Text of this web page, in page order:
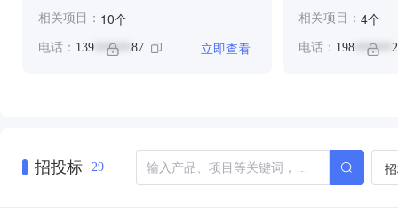
相关项目： 10个
电话： 139 ****** 87 立即查看
相关项目： 4个
电话： 198******
招投标 29